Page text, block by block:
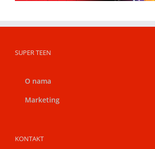
SUPER TEEN
O nama
Marketing
KONTAKT